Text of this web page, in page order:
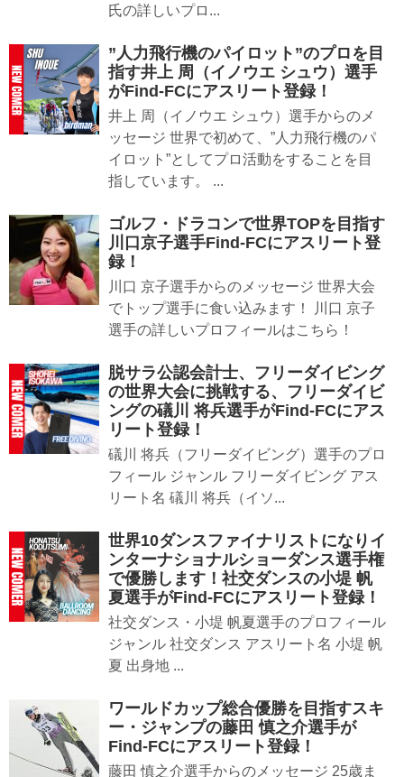
氏の詳しいプロ...
”人力飛行機のパイロット”のプロを目
指す井上 周（イノウエ シュウ）選手
がFind-FCにアスリート登録！
井上 周（イノウエ シュウ）選手からのメ
ッセージ 世界で初めて、”人力飛行機のパ
イロット”としてプロ活動をすることを目
指しています。 ...
ゴルフ・ドラコンで世界TOPを目指す
川口京子選手Find-FCにアスリート登
録！
川口 京子選手からのメッセージ 世界大会
でトップ選手に食い込みます！ 川口 京子
選手の詳しいプロフィールはこちら！
脱サラ公認会計士、フリーダイビング
の世界大会に挑戦する、フリーダイビ
ングの礒川 将兵選手がFind-FCにアス
リート登録！
礒川 将兵（フリーダイビング）選手のプロ
フィール ジャンル フリーダイビング アス
リート名 礒川 将兵（イソ...
世界10ダンスファイナリストになりイ
ンターナショナルショーダンス選手権
で優勝します！社交ダンスの小堤 帆
夏選手がFind-FCにアスリート登録！
社交ダンス・小堤 帆夏選手のプロフィール
ジャンル 社交ダンス アスリート名 小堤 帆
夏 出身地 ...
ワールドカップ総合優勝を目指すスキ
ー・ジャンプの藤田 慎之介選手が
Find-FCにアスリート登録！
藤田 慎之介選手からのメッセージ 25歳ま